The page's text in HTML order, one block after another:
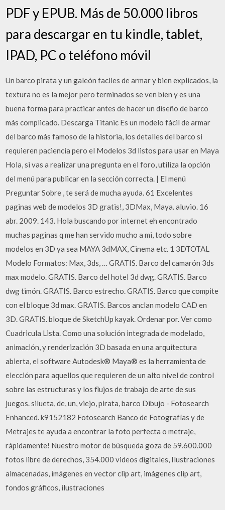
PDF y EPUB. Más de 50.000 libros
para descargar en tu kindle, tablet,
IPAD, PC o teléfono móvil
Un barco pirata y un galeón faciles de armar y bien explicados, la
textura no es la mejor pero terminados se ven bien y es una
buena forma para practicar antes de hacer un diseño de barco
más complicado. Descarga Titanic Es un modelo fácil de armar
del barco más famoso de la historia, los detalles del barco si
requieren paciencia pero el Modelos 3d listos para usar en Maya
Hola, si vas a realizar una pregunta en el foro, utiliza la opción
del menú para publicar en la sección correcta. | El menú
Preguntar Sobre , te será de mucha ayuda. 61 Excelentes
paginas web de modelos 3D gratis!, 3DMax, Maya. aluvio. 16
abr. 2009. 143. Hola buscando por internet eh encontrado
muchas paginas q me han servido mucho a mi, todo sobre
modelos en 3D ya sea MAYA 3dMAX, Cinema etc. 1 3DTOTAL
Modelo Formatos: Max, 3ds, … GRATIS. Barco del camarón 3ds
max modelo. GRATIS. Barco del hotel 3d dwg. GRATIS. Barco
dwg timón. GRATIS. Barco estrecho. GRATIS. Barco que compite
con el bloque 3d max. GRATIS. Barcos anclan modelo CAD en
3D. GRATIS. bloque de SketchUp kayak. Ordenar por. Ver como
Cuadricula Lista. Como una solución integrada de modelado,
animación, y renderización 3D basada en una arquitectura
abierta, el software Autodesk® Maya® es la herramienta de
elección para aquellos que requieren de un alto nivel de control
sobre las estructuras y los flujos de trabajo de arte de sus
juegos. silueta, de, un, viejo, pirata, barco Dibujo - Fotosearch
Enhanced. k9152182 Fotosearch Banco de Fotografías y de
Metrajes te ayuda a encontrar la foto perfecta o metraje,
rápidamente! Nuestro motor de búsqueda goza de 59.600.000
fotos libre de derechos, 354.000 videos digitales, Ilustraciones
almacenadas, imágenes en vector clip art, imágenes clip art,
fondos gráficos, ilustraciones